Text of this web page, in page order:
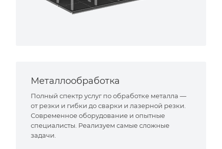
Металлообработка
Полный спектр услуг по обработке металла —
от резки и гибки до сварки и лазерной резки.
Современное оборудование и опытные
специалисты. Реализуем самые сложные
задачи.